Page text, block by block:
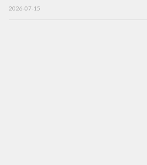
2026-07-15